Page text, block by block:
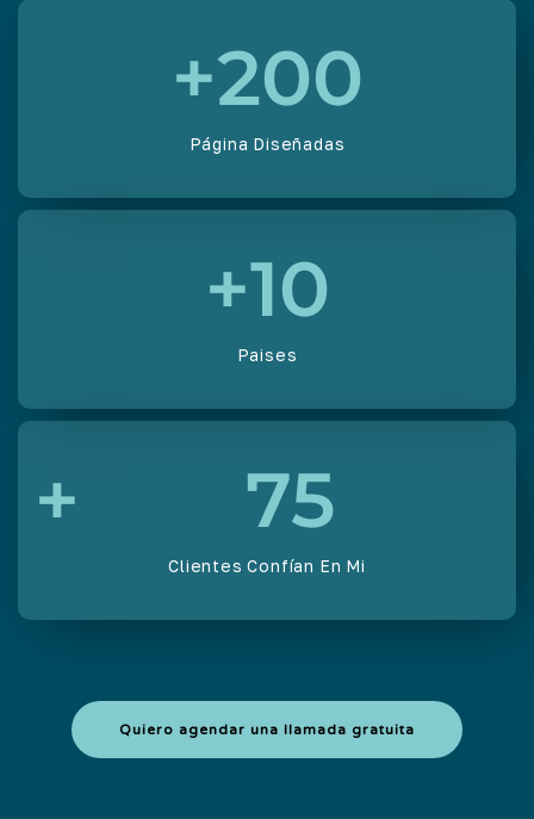
Página Diseñadas
+200
Paises
+10
Clientes Confían En Mi
+ 75
Quiero agendar una llamada gratuita